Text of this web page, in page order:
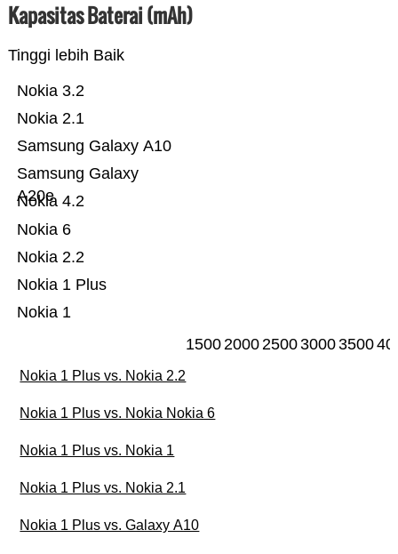
Kapasitas Baterai (mAh)
Tinggi lebih Baik
Nokia 1
Nokia 1 Plus
Nokia 2.2
Nokia 6
Nokia 4.2
Samsung Galaxy
A20e
Samsung Galaxy A10
Nokia 2.1
Nokia 3.2
15002000250030003500
Nokia 1 Plus vs. Nokia 2.2
Nokia 1 Plus vs. Nokia Nokia 6
Nokia 1 Plus vs. Nokia 1
Nokia 1 Plus vs. Nokia 2.1
Nokia 1 Plus vs. Galaxy A10